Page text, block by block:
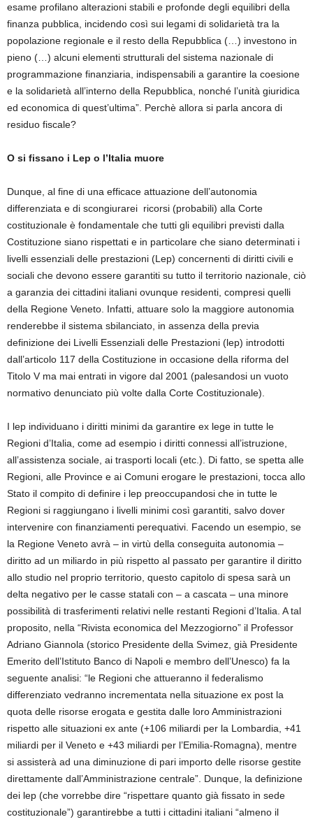
esame profilano alterazioni stabili e profonde degli equilibri della
finanza pubblica, incidendo così sui legami di solidarietà tra la
popolazione regionale e il resto della Repubblica (…) investono in
pieno (…) alcuni elementi strutturali del sistema nazionale di
programmazione finanziaria, indispensabili a garantire la coesione
e la solidarietà all’interno della Repubblica, nonché l’unità giuridica
ed economica di quest’ultima”. Perchè allora si parla ancora di
residuo fiscale?
O si fissano i Lep o l’Italia muore
Dunque, al fine di una efficace attuazione dell’autonomia
differenziata e di scongiurarei ricorsi (probabili) alla Corte
costituzionale è fondamentale che tutti gli equilibri previsti dalla
Costituzione siano rispettati e in particolare che siano determinati i
livelli essenziali delle prestazioni (Lep) concernenti di diritti civili e
sociali che devono essere garantiti su tutto il territorio nazionale, ciò
a garanzia dei cittadini italiani ovunque residenti, compresi quelli
della Regione Veneto. Infatti, attuare solo la maggiore autonomia
renderebbe il sistema sbilanciato, in assenza della previa
definizione dei Livelli Essenziali delle Prestazioni (lep) introdotti
dall’articolo 117 della Costituzione in occasione della riforma del
Titolo V ma mai entrati in vigore dal 2001 (palesandosi un vuoto
normativo denunciato più volte dalla Corte Costituzionale).
I lep individuano i diritti minimi da garantire ex lege in tutte le
Regioni d’Italia, come ad esempio i diritti connessi all’istruzione,
all’assistenza sociale, ai trasporti locali (etc.). Di fatto, se spetta alle
Regioni, alle Province e ai Comuni erogare le prestazioni, tocca allo
Stato il compito di definire i lep preoccupandosi che in tutte le
Regioni si raggiungano i livelli minimi così garantiti, salvo dover
intervenire con finanziamenti perequativi. Facendo un esempio, se
la Regione Veneto avrà – in virtù della conseguita autonomia –
diritto ad un miliardo in più rispetto al passato per garantire il diritto
allo studio nel proprio territorio, questo capitolo di spesa sarà un
delta negativo per le casse statali con – a cascata – una minore
possibilità di trasferimenti relativi nelle restanti Regioni d’Italia. A tal
proposito, nella “Rivista economica del Mezzogiorno” il Professor
Adriano Giannola (storico Presidente della Svimez, già Presidente
Emerito dell’Istituto Banco di Napoli e membro dell’Unesco) fa la
seguente analisi: “le Regioni che attueranno il federalismo
differenziato vedranno incrementata nella situazione ex post la
quota delle risorse erogata e gestita dalle loro Amministrazioni
rispetto alle situazioni ex ante (+106 miliardi per la Lombardia, +41
miliardi per il Veneto e +43 miliardi per l’Emilia-Romagna), mentre
si assisterà ad una diminuzione di pari importo delle risorse gestite
direttamente dall’Amministrazione centrale”. Dunque, la definizione
dei lep (che vorrebbe dire “rispettare quanto già fissato in sede
costituzionale”) garantirebbe a tutti i cittadini italiani “almeno il